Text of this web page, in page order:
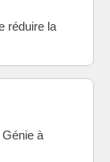
réduire la
à